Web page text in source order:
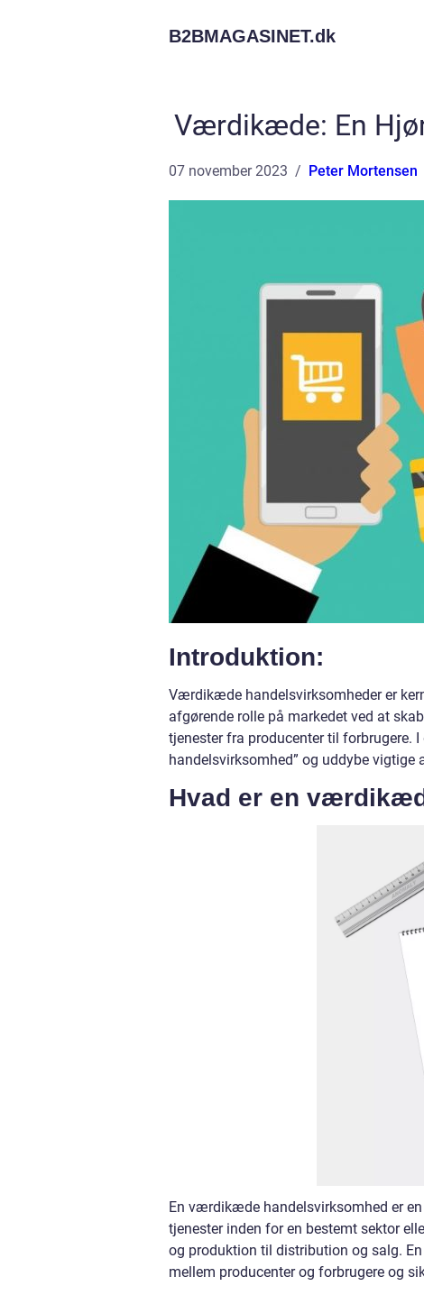
B2BMAGASINET.dk
Værdikæde: En
07 november 2023 Peter Mortensen
Introduktion:
Værdikæde handelsvirksomheder er
afgørende rolle på markedet ved at
tjenester fra producenter til forbrugere.
handelsvirksomhed” og uddybe vigtige
Hvad er en
En værdikæde handelsvirksomhed er
tjenester inden for en bestemt sektor
og produktion til distribution og salg.
mellem producenter og forbrugere og